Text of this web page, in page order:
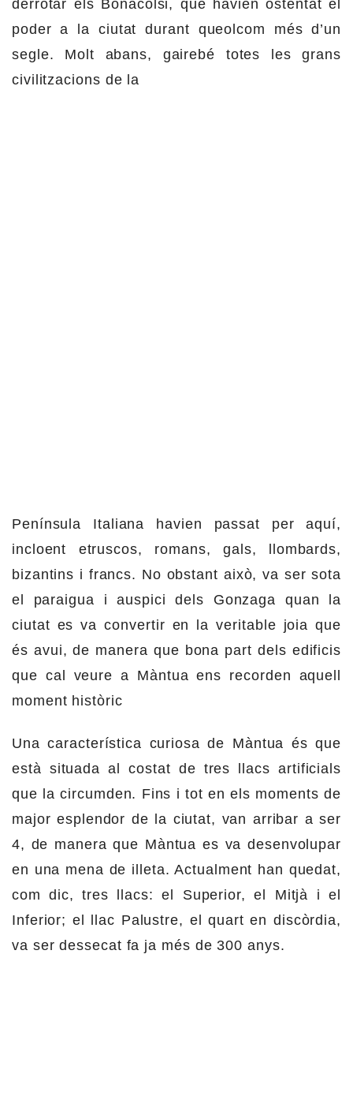
derrotar els Bonacolsi, que havien ostentat el
poder a la ciutat durant queolcom més d’un
segle. Molt abans, gairebé totes les grans
civilitzacions de la
Península Italiana havien passat per aquí,
incloent etruscos, romans, gals, llombards,
bizantins i francs. No obstant això, va ser sota
el paraigua i auspici dels Gonzaga quan la
ciutat es va convertir en la veritable joia que
és avui, de manera que bona part dels edificis
que cal veure a Màntua ens recorden aquell
moment històric
Una característica curiosa de Màntua és que
està situada al costat de tres llacs artificials
que la circumden. Fins i tot en els moments de
major esplendor de la ciutat, van arribar a ser
4, de manera que Màntua es va desenvolupar
en una mena de illeta. Actualment han quedat,
com dic, tres llacs: el Superior, el Mitjà i el
Inferior; el llac Palustre, el quart en discòrdia,
va ser dessecat fa ja més de 300 anys.